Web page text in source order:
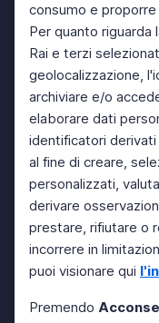
consumo e
Per quanto
Rai e terzi
geolocalizzazione,
archiviare e/o
elaborare dati
identificatori derivati
al fine di creare,
personalizzati,
derivare
prestare, rifiutare o
incorrere in
puoi visionare qui
Premendo